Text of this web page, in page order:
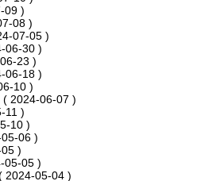
09 )
08 )
07-05 )
06-30 )
23 )
06-18 )
10 )
( 2024-06-07 )
11 )
10 )
06 )
)
05-05 )
2024-05-04 )